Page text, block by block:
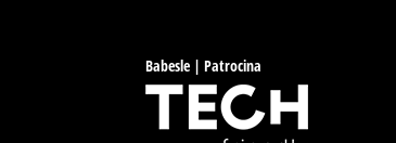
Babesle | Patrocina